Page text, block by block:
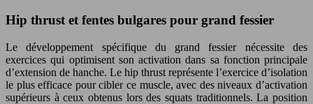
Hip thrust et fentes bulgares pour grand fessier
Le développement spécifique du grand fessier nécessite des
exercices qui optimisent son activation dans sa fonction principale
d’extension de hanche. Le hip thrust représente l’exercice d’isolation
le plus efficace pour cibler ce muscle, avec des niveaux d’activation
supérieurs à ceux obtenus lors des squats traditionnels. La position